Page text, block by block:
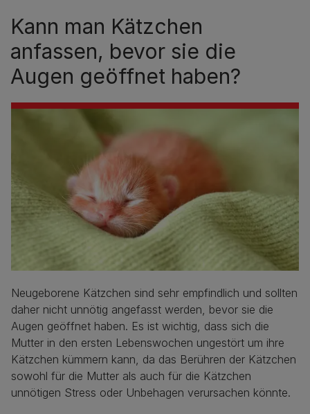
Kann man Kätzchen
anfassen, bevor sie die
Augen geöffnet haben?
Neugeborene Kätzchen sind sehr empfindlich und sollten
daher nicht unnötig angefasst werden, bevor sie die
Augen geöffnet haben. Es ist wichtig, dass sich die
Mutter in den ersten Lebenswochen ungestört um ihre
Kätzchen kümmern kann, da das Berühren der Kätzchen
sowohl für die Mutter als auch für die Kätzchen
unnötigen Stress oder Unbehagen verursachen könnte.